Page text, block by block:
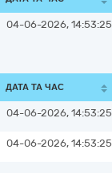
04-06-2026, 14:53:25
ДАТА ТА ЧАС
04-06-2026, 14:53:25
04-06-2026, 14:53:25